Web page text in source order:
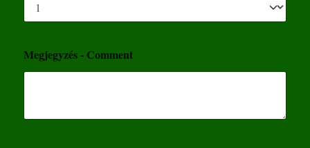
Megjegyzés - Comment